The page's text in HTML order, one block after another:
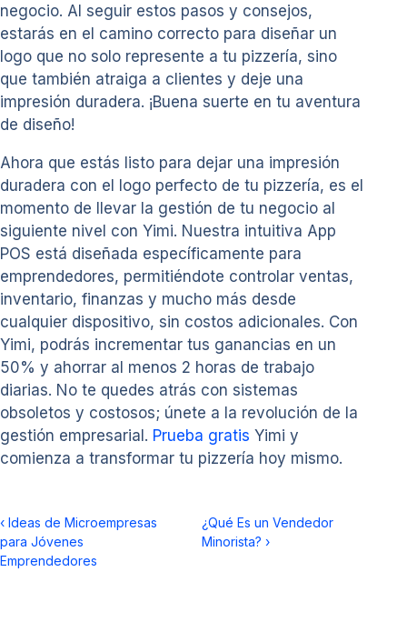
negocio. Al seguir estos pasos y consejos,
estarás en el camino correcto para diseñar un
logo que no solo represente a tu pizzería, sino
que también atraiga a clientes y deje una
impresión duradera. ¡Buena suerte en tu aventura
de diseño!
Ahora que estás listo para dejar una impresión
duradera con el logo perfecto de tu pizzería, es el
momento de llevar la gestión de tu negocio al
siguiente nivel con Yimi. Nuestra intuitiva App
POS está diseñada específicamente para
emprendedores, permitiéndote controlar ventas,
inventario, finanzas y mucho más desde
cualquier dispositivo, sin costos adicionales. Con
Yimi, podrás incrementar tus ganancias en un
50% y ahorrar al menos 2 horas de trabajo
diarias. No te quedes atrás con sistemas
obsoletos y costosos; únete a la revolución de la
gestión empresarial. Prueba gratis Yimi y
comienza a transformar tu pizzería hoy mismo.
‹ Ideas de Microempresas
para Jóvenes
Emprendedores
¿Qué Es un Vendedor
Minorista? ›